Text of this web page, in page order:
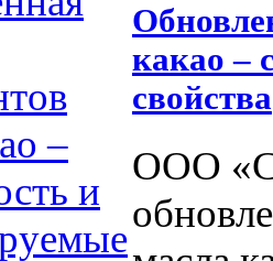
какао –
свойства
ООО